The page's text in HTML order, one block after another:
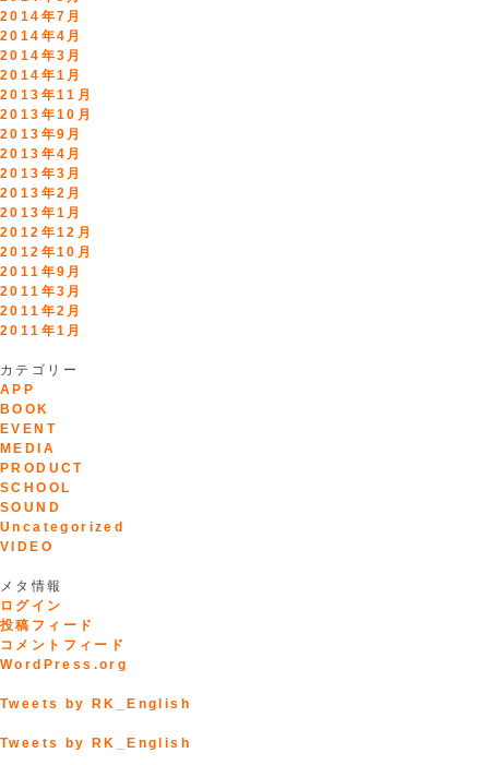
2014年7月
2014年4月
2014年3月
2014年1月
2013年11月
2013年10月
2013年9月
2013年4月
2013年3月
2013年2月
2013年1月
2012年12月
2012年10月
2011年9月
2011年3月
2011年2月
2011年1月
カテゴリー
APP
BOOK
EVENT
MEDIA
PRODUCT
SCHOOL
SOUND
Uncategorized
VIDEO
メタ情報
ログイン
投稿フィード
コメントフィード
WordPress.org
Tweets by RK_English
Tweets by RK_English